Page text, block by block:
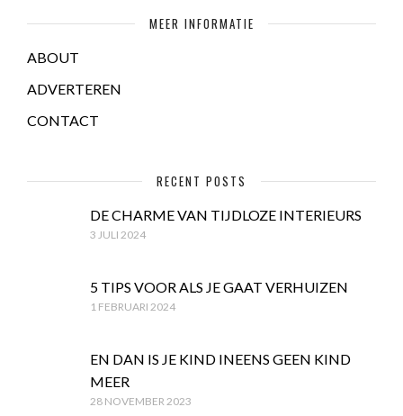
MEER INFORMATIE
ABOUT
ADVERTEREN
CONTACT
RECENT POSTS
DE CHARME VAN TIJDLOZE INTERIEURS
3 JULI 2024
5 TIPS VOOR ALS JE GAAT VERHUIZEN
1 FEBRUARI 2024
EN DAN IS JE KIND INEENS GEEN KIND
MEER
28 NOVEMBER 2023